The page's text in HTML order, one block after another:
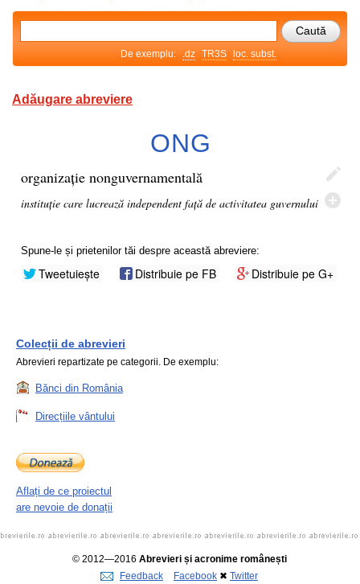
De exemplu: .dz TR3S loc. subst.
Adăugare abreviere
ONG
organizație nonguvernamentală
instituție care lucrează independent față de activitatea guvernului
Spune-le și prietenilor tăi despre această abreviere:
Tweetuiește Distribuie pe FB Distribuie pe G+
Colecții de abrevieri
Abrevieri repartizate pe categorii. De exemplu:
Bănci din România
Direcțiile vântului
Aflați de ce proiectul
are nevoie de donații
© 2012—2016 Abrevieri și acronime românești
Feedback
Facebook ✖ Twitter